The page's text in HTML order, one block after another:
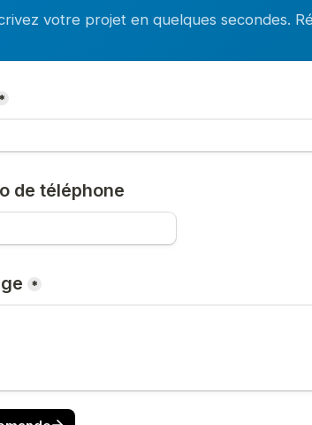
votre projet en quelques secondes.